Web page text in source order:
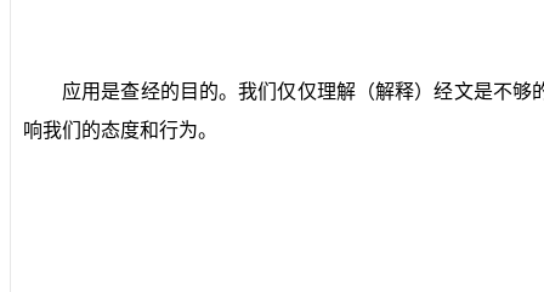
应用是查经的目的。我们仅仅理解（解释）经文是不
响我们的态度和行为。